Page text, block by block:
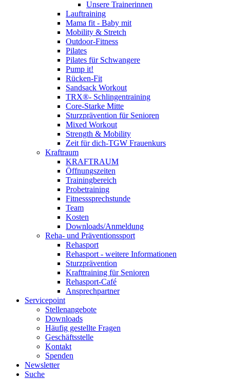
Unsere Trainerinnen
Lauftraining
Mama fit - Baby mit
Mobility & Stretch
Outdoor-Fitness
Pilates
Pilates für Schwangere
Pump it!
Rücken-Fit
Sandsack Workout
TRX®- Schlingentraining
Core-Starke Mitte
Sturzprävention für Senioren
Mixed Workout
Strength & Mobility
Zeit für dich-TGW Frauenkurs
Kraftraum
KRAFTRAUM
Öffnungszeiten
Trainingbereich
Probetraining
Fitnesssprechstunde
Team
Kosten
Downloads/Anmeldung
Reha- und Präventionssport
Rehasport
Rehasport - weitere Informationen
Sturzprävention
Krafttraining für Senioren
Rehasport-Café
Ansprechpartner
Servicepoint
Stellenangebote
Downloads
Häufig gestellte Fragen
Geschäftsstelle
Kontakt
Spenden
Newsletter
Suche